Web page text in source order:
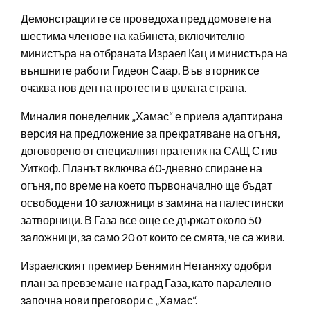
Демонстрациите се проведоха пред домовете на
шестима членове на кабинета, включително
министъра на отбраната Израел Кац и министъра на
външните работи Гидеон Саар. Във вторник се
очаква нов ден на протести в цялата страна.
Миналия понеделник „Хамас“ е приела адаптирана
версия на предложение за прекратяване на огъня,
договорено от специалния пратеник на САЩ Стив
Уиткоф. Планът включва 60-дневно спиране на
огъня, по време на което първоначално ще бъдат
освободени 10 заложници в замяна на палестински
затворници. В Газа все още се държат около 50
заложници, за само 20 от които се смята, че са живи.
Израелският премиер Бенямин Нетаняху одобри
план за превземане на град Газа, като паралелно
започна нови преговори с „Хамас“.